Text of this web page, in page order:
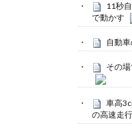
11秒
で動かす
自動
その
車高
の高速走行